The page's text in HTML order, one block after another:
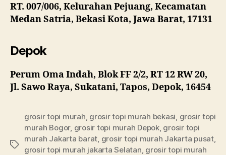
RT. 007/006, Kelurahan Pejuang, Kecamatan
Medan Satria, Bekasi Kota, Jawa Barat, 17131
Depok
Perum Oma Indah, Blok FF 2/2, RT 12 RW 20,
Jl. Sawo Raya, Sukatani, Tapos, Depok, 16454
Tags
grosir topi murah, grosir topi murah bekasi, grosir topi
murah Bogor, grosir topi murah Depok, grosir topi
murah Jakarta barat, grosir topi murah Jakarta pusat,
grosir topi murah jakarta Selatan, grosir topi murah